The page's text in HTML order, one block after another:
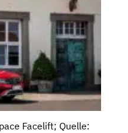
Facelift; Quelle: